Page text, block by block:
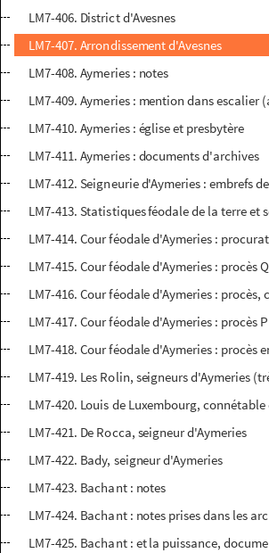
LM7-406. District d'Avesnes
LM7-407. Arrondissement d'Avesnes
LM7-408. Aymeries : notes
LM7-409. Aymeries : mention dans escalier
LM7-410. Aymeries : église et presbytère
LM7-411. Aymeries : documents d'archives
LM7-412. Seigneurie d'Aymeries : embrefs
LM7-413. Statistiques féodale de la terre
LM7-414. Cour féodale d'Aymeries :
LM7-415. Cour féodale d'Aymeries : procès
LM7-416. Cour féodale d'Aymeries :
LM7-417. Cour féodale d'Aymeries : procès
LM7-418. Cour féodale d'Aymeries :
LM7-419. Les Rolin, seigneurs d'Aymeries
LM7-420. Louis de Luxembourg,
LM7-421. De Rocca, seigneur d'Aymeries
LM7-422. Bady, seigneur d'Aymeries
LM7-423. Bachant : notes
LM7-424. Bachant : notes prises dans les
LM7-425. Bachant : et la puissance,